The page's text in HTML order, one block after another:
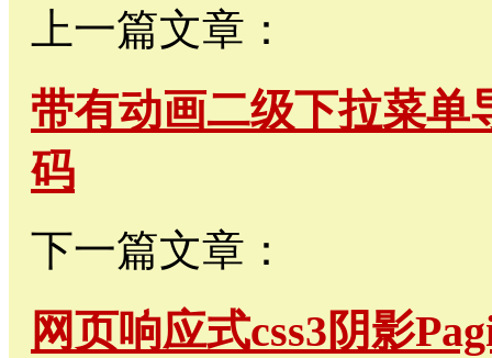
上一篇文章：
带有动画二级下拉菜单
码
下一篇文章：
网页响应式css3阴影